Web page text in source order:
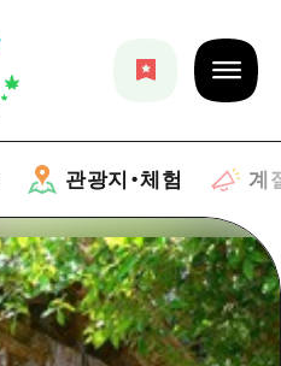
관광지・체험 계